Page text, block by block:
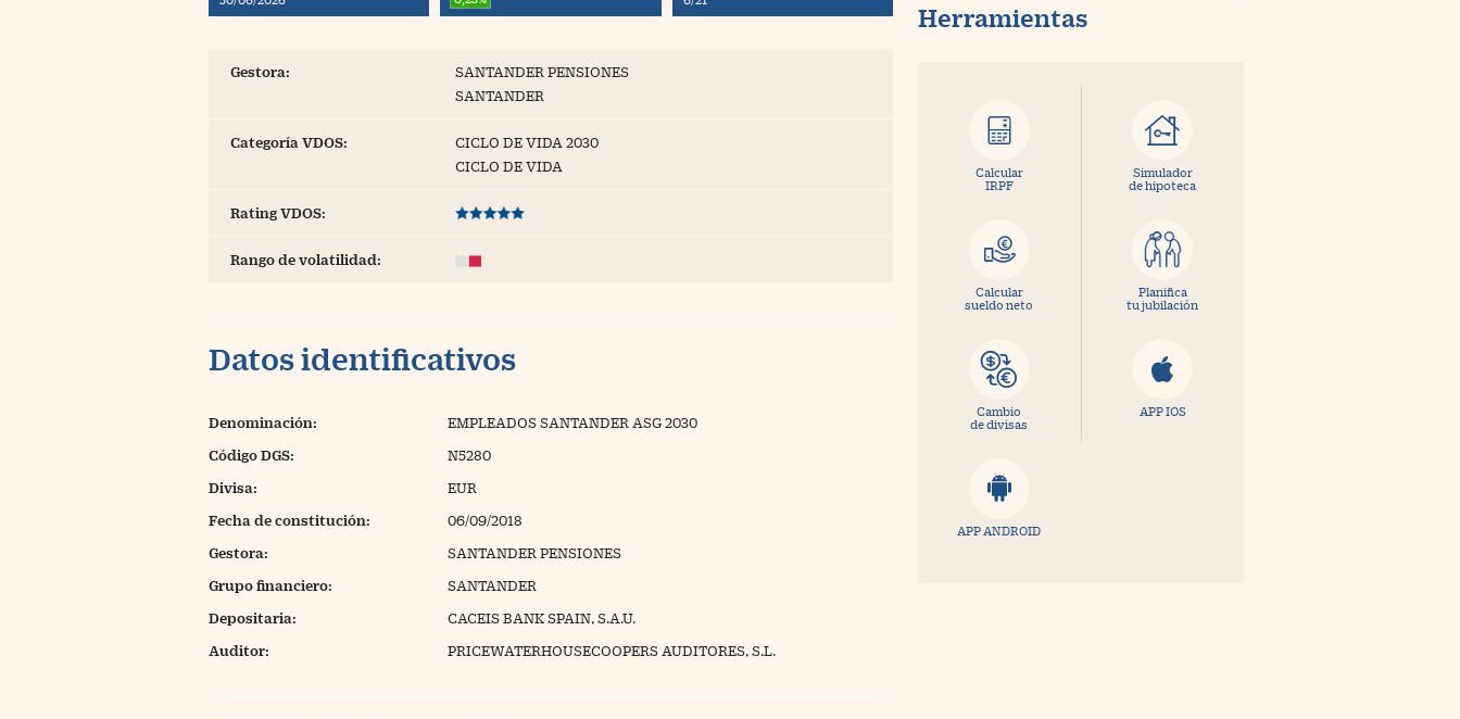
Blogs
Gestora:
SANTANDER PENSIONES
SANTANDER
Categoría VDOS:
CICLO DE VIDA 2030
CICLO DE VIDA
Rating VDOS:
Rango de volatilidad:
Datos identificativos
Denominación: EMPLEADOS SANTANDER ASG 2030
Código DGS: N5280
Divisa: EUR
Fecha de constitución: 06/09/2018
Gestora: SANTANDER PENSIONES
Grupo financiero: SANTANDER
Depositaria: CACEIS BANK SPAIN, S.A.U.
Auditor: PRICEWATERHOUSECOOPERS AUDITORES, S.L.
Herramientas
Calcular
IRPF
Simulador
de hipoteca
Calcular
sueldo neto
Planifica
tu jubilación
Cambio
de divisas
APP IOS
APP ANDROID